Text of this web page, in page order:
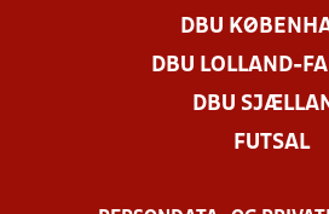
DBU
DBU LOLLAND-
DBU
FUTSAL